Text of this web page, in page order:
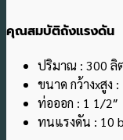
คุณสมบัติถังแรงดัน
ปริมาณ : 300 ลิ
ขนาด กว้างxสูง
ท่อออก : 1 1/2″
ทนแรงดัน : 10